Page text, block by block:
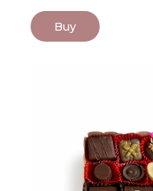
Buy